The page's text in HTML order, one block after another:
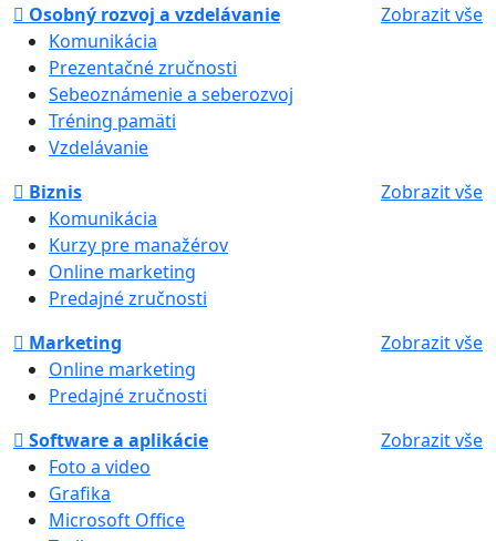
Osobný rozvoj a vzdelávanie
Zobrazit vše
Komunikácia
Prezentačné zručnosti
Sebeoznámenie a seberozvoj
Tréning pamäti
Vzdelávanie
Biznis
Zobrazit vše
Komunikácia
Kurzy pre manažérov
Online marketing
Predajné zručnosti
Marketing
Zobrazit vše
Online marketing
Predajné zručnosti
Software a aplikácie
Zobrazit vše
Foto a video
Grafika
Microsoft Office